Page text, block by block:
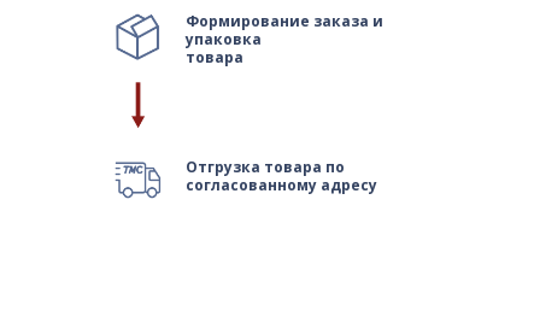
Формирование заказа и
упаковка
товара
Отгрузка товара по
согласованному адресу